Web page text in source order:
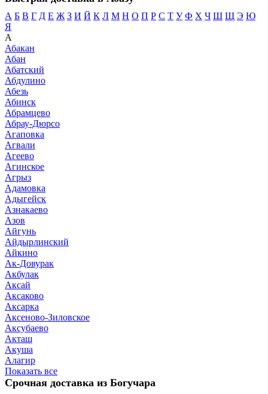
А Б В Г Д Е Ж З И Й К Л М Н О П Р С Т У Ф Х Ч Ш Щ Э Ю
Я
А
Абакан
Абан
Абатский
Абдулино
Абезь
Абинск
Абрамцево
Абрау-Дюрсо
Агаповка
Агвали
Агеево
Агинское
Агрыз
Адамовка
Адыгейск
Азнакаево
Азов
Айгунь
Айдырлинский
Айкино
Ак-Довурак
Акбулак
Аксай
Аксаково
Аксарка
Аксеново-Зиловское
Аксубаево
Акташ
Акуша
Алагир
Показать все
Срочная доставка из Богучара